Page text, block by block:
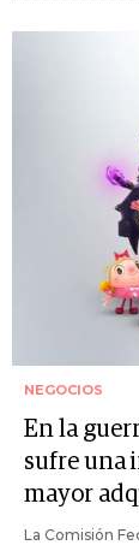
NEGOCIOS
En la
sufre una
mayor
La Comisión